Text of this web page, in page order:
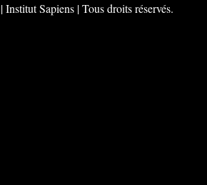
Sapiens | Tous droits réservés.